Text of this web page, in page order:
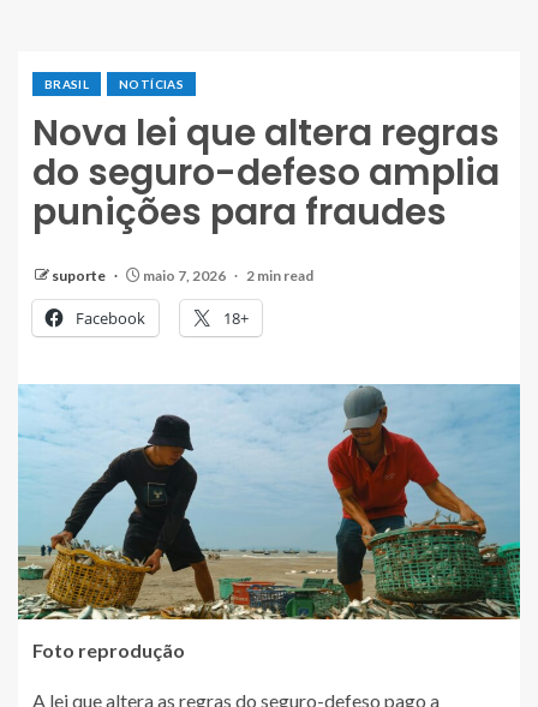
BRASIL NOTÍCIAS
Nova lei que altera regras
do seguro-defeso amplia
punições para fraudes
suporte maio 7, 2026 2 min read
Facebook 18+
Foto reprodução
A lei que altera as regras do seguro-defeso pago a